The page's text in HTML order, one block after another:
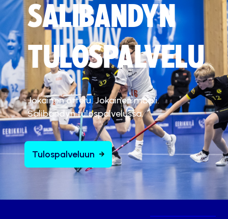
SALIBANDYN
TULOSPALVELU
Jokainen ottelu. Jokainen maali.
Salibandyn tulospalvelussa.
Tulospalveluun